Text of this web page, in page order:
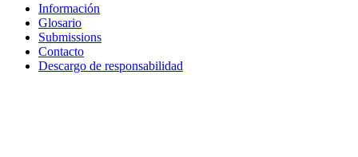
Información
Glosario
Submissions
Contacto
Descargo de responsabilidad